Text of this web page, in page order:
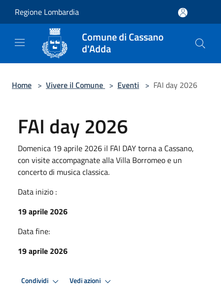
Regione Lombardia
Comune di Cassano
d'Adda
Home > Vivere il Comune > Eventi > FAI day 2026
FAI day 2026
Domenica 19 aprile 2026 il FAI DAY torna a Cassano,
con visite accompagnate alla Villa Borromeo e un
concerto di musica classica.
Data inizio :
19 aprile 2026
Data fine:
19 aprile 2026
Condividi Vedi azioni